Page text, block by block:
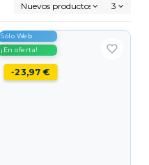
Nuevos productos primero
3
Sólo Web
¡En oferta!
-23,97 €
favorite_border